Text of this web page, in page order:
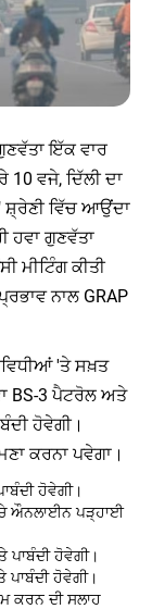
ਗੁਣਵੱਤਾ ਇੱਕ ਵਾਰ
ਵਜੇ, ਦਿੱਲੀ ਦਾ
ਸ਼੍ਰੇਣੀ ਵਿੱਚ ਆਉਂਦਾ
ਹਵਾ ਗੁਣਵੱਤਾ
ਮੀਟਿੰਗ ਕੀਤੀ
ਨਾਲ GRAP
'ਤੇ ਸਖ਼ਤ
3 ਪੈਟਰੋਲ ਅਤੇ
ਹੋਵੇਗੀ।
ਕਰਨਾ ਪਵੇਗਾ।
ਹੋਵੇਗੀ।
ਔਨਲਾਈਨ ਪੜ੍ਹਾਈ
ਹੋਵੇਗੀ।
ਹੋਵੇਗੀ।
ਕਰਨ ਦੀ ਸਲਾਹ